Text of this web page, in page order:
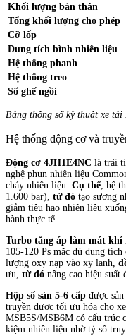
Khối lượng bản thân
Tổng khối lượng cho phép
Cỡ lốp
Dung tích bình nhiên liệu
Hệ thống phanh
Hệ thống treo
Số ghế ngồi
Bảng thông số kỹ thuật xe
Hệ thống động cơ và
Động cơ 4JH1E4NC là trái
nghệ phun nhiên liệu
cháy nhiên liệu. Cụ thể, hệ
1.600 bar), từ đó tạo sương
giảm tiêu hao nhiên liệu
hành thực tế.
Turbo tăng áp làm mát khí
105-120 Ps mặc dù dung tích
lượng oxy nạp vào xy lanh,
ưu, từ đó nâng cao hiệu
Hộp số sàn 5-6 cấp được
truyền được tối ưu hóa cho
MSB5S/MSB6M có cấu trúc
kiệm nhiên liệu nhờ tỷ số